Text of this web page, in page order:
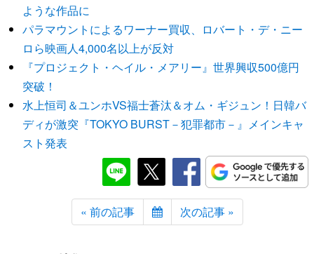
ような作品に
パラマウントによるワーナー買収、ロバート・デ・ニー
ロら映画人4,000名以上が反対
『プロジェクト・ヘイル・メアリー』世界興収500億円
突破！
水上恒司＆ユンホVS福士蒼汰＆オム・ギジュン！日韓バ
ディが激突『TOKYO BURST－犯罪都市－』メインキャ
スト発表
« 前の記事 次の記事 »